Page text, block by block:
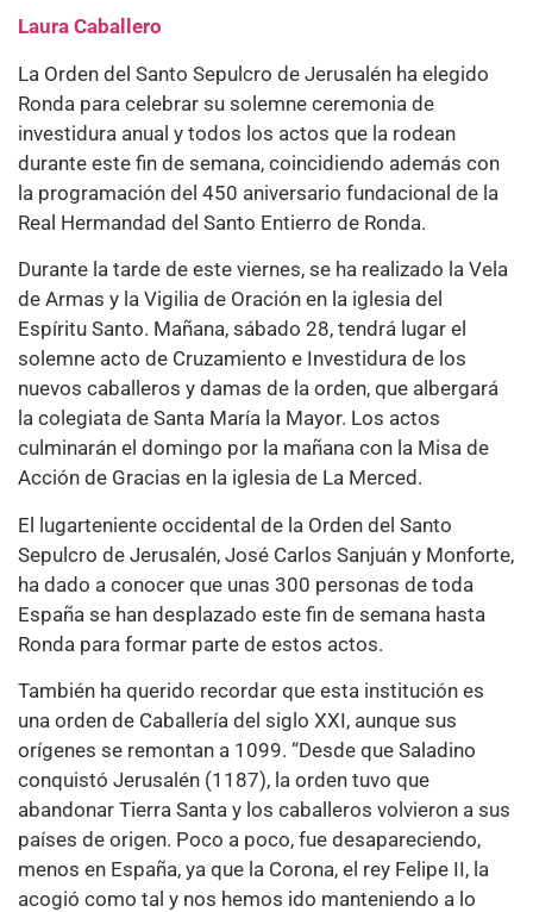
Laura Caballero
La Orden del Santo Sepulcro de Jerusalén ha elegido
Ronda para celebrar su solemne ceremonia de
investidura anual y todos los actos que la rodean
durante este fin de semana, coincidiendo además con
la programación del 450 aniversario fundacional de la
Real Hermandad del Santo Entierro de Ronda.
Durante la tarde de este viernes, se ha realizado la Vela
de Armas y la Vigilia de Oración en la iglesia del
Espíritu Santo. Mañana, sábado 28, tendrá lugar el
solemne acto de Cruzamiento e Investidura de los
nuevos caballeros y damas de la orden, que albergará
la colegiata de Santa María la Mayor. Los actos
culminarán el domingo por la mañana con la Misa de
Acción de Gracias en la iglesia de La Merced.
El lugarteniente occidental de la Orden del Santo
Sepulcro de Jerusalén, José Carlos Sanjuán y Monforte,
ha dado a conocer que unas 300 personas de toda
España se han desplazado este fin de semana hasta
Ronda para formar parte de estos actos.
También ha querido recordar que esta institución es
una orden de Caballería del siglo XXI, aunque sus
orígenes se remontan a 1099. “Desde que Saladino
conquistó Jerusalén (1187), la orden tuvo que
abandonar Tierra Santa y los caballeros volvieron a sus
países de origen. Poco a poco, fue desapareciendo,
menos en España, ya que la Corona, el rey Felipe II, la
acogió como tal y nos hemos ido manteniendo a lo